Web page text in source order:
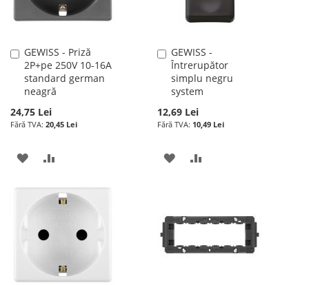
GEWISS - Priză
2P+pe 250V 10-16A
standard german
neagră
24,75 Lei
20,45 Lei
Adauga
în
cos
ADAUGATI
LISTA
DE
COMPARARE
GEWISS -
Întrerupător
simplu negru
system
12,69 Lei
10,49 Lei
Adauga
în
cos
ADAUGATI
DE
DORINTE